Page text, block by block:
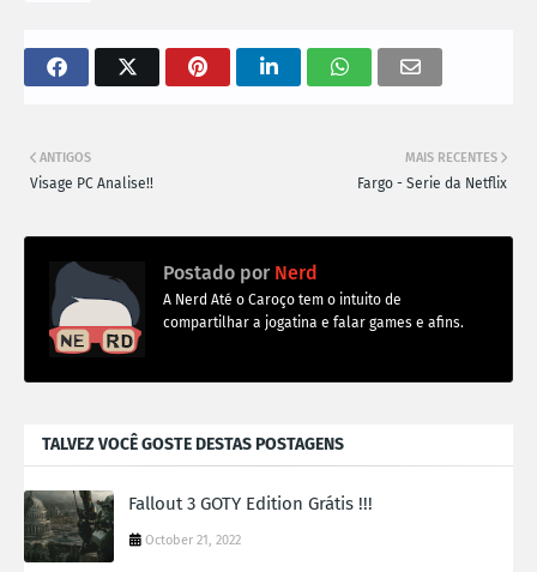
MAIS RECENTES
Fargo - Serie da Netflix
ANTIGOS
Visage PC Analise!!
Postado por Nerd
A Nerd Até o Caroço tem o intuito de
compartilhar a jogatina e falar games e afins.
TALVEZ VOCÊ GOSTE DESTAS POSTAGENS
Fallout 3 GOTY Edition Grátis !!!
October 21, 2022